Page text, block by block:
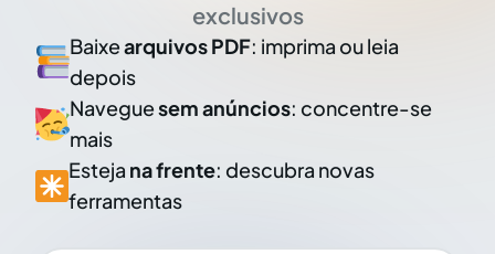
exclusivos
Baixearquivos PDF: imprima ou leia
depois
Naveguesem anúncios: concentre-se
mais
Esteja na frente: descubra novas
ferramentas